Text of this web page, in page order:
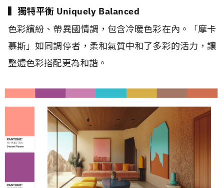
▍獨特平衡 Uniquely Balanced
色彩繽紛、帶異國情調，包含冷暖色彩在內。「摩卡
慕斯」如同調停者，柔和氣質中和了多彩的活力，讓
整體色彩搭配更為和諧。